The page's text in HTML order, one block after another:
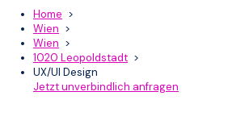
Home >
Wien >
Wien >
1020 Leopoldstadt >
UX/UI Design
Jetzt unverbindlich anfragen